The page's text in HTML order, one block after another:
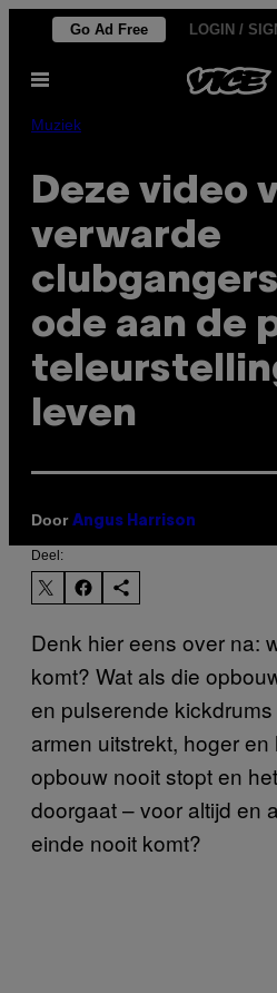
de
inhoud
Go Ad Free LOGIN /
Open
Muziek
Deze video
verwarde
ode aan de
leven
Door Angus Harrison
Deel:
Denk hier eens over na:
komt? Wat als die
en pulserende
armen uitstrekt, hoger en
opbouw nooit stopt en
doorgaat – voor altijd en
einde nooit komt?